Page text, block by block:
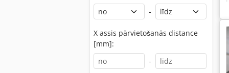
-
X assis pārvietošanās distance
[mm]:
-